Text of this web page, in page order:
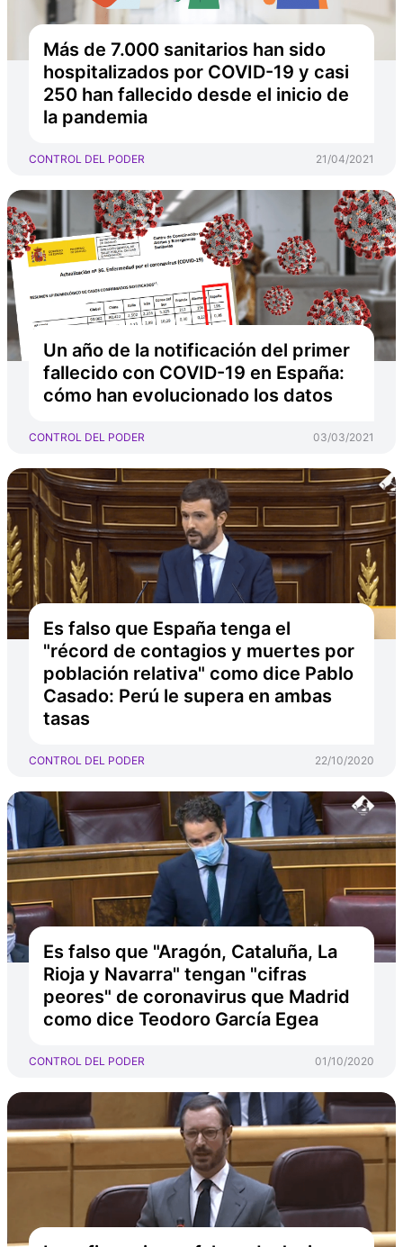
Más de 7.000 sanitarios han sido
hospitalizados por COVID-19 y casi
250 han fallecido desde el inicio de
la pandemia
CONTROL DEL PODER 21/04/2021
Un año de la notificación del primer
fallecido con COVID-19 en España:
cómo han evolucionado los datos
CONTROL DEL PODER 03/03/2021
Es falso que España tenga el
"récord de contagios y muertes por
población relativa" como dice Pablo
Casado: Perú le supera en ambas
tasas
CONTROL DEL PODER 22/10/2020
Es falso que "Aragón, Cataluña, La
Rioja y Navarra" tengan "cifras
peores" de coronavirus que Madrid
como dice Teodoro García Egea
CONTROL DEL PODER 01/10/2020